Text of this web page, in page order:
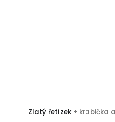
Zlatý řetízek + krabička